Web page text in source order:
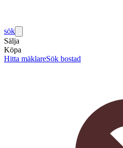
sök
Sälja
Köpa
Hitta mäklareSök bostad